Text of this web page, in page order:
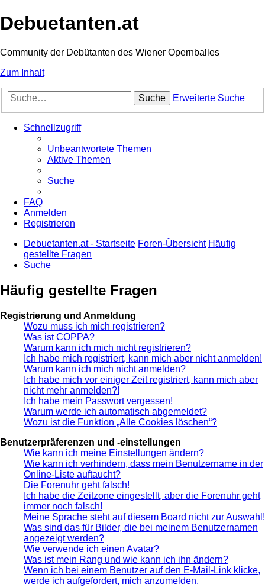
Debuetanten.at
Community der Debütanten des Wiener Opernballes
Zum Inhalt
Suche Erweiterte Suche
Schnellzugriff
Unbeantwortete Themen
Aktive Themen
Suche
FAQ
Anmelden
Registrieren
Debuetanten.at - Startseite Foren-Übersicht Häufig
gestellte Fragen
Suche
Häufig gestellte Fragen
Registrierung und Anmeldung
Wozu muss ich mich registrieren?
Was ist COPPA?
Warum kann ich mich nicht registrieren?
Ich habe mich registriert, kann mich aber nicht anmelden!
Warum kann ich mich nicht anmelden?
Ich habe mich vor einiger Zeit registriert, kann mich aber
nicht mehr anmelden?!
Ich habe mein Passwort vergessen!
Warum werde ich automatisch abgemeldet?
Wozu ist die Funktion „Alle Cookies löschen“?
Benutzerpräferenzen und -einstellungen
Wie kann ich meine Einstellungen ändern?
Wie kann ich verhindern, dass mein Benutzername in der
Online-Liste auftaucht?
Die Forenuhr geht falsch!
Ich habe die Zeitzone eingestellt, aber die Forenuhr geht
immer noch falsch!
Meine Sprache steht auf diesem Board nicht zur Auswahl!
Was sind das für Bilder, die bei meinem Benutzernamen
angezeigt werden?
Wie verwende ich einen Avatar?
Was ist mein Rang und wie kann ich ihn ändern?
Wenn ich bei einem Benutzer auf den E-Mail-Link klicke,
werde ich aufgefordert, mich anzumelden.